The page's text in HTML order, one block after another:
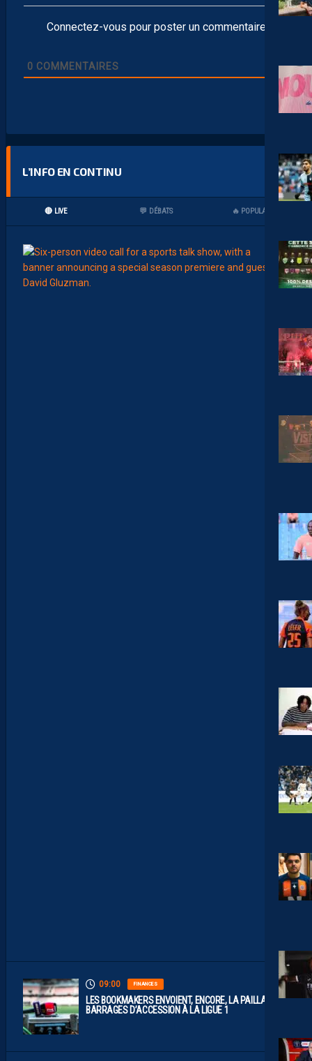
Connectez-vous pour poster un commentaire
0 COMMENTAIRES
L’INFO EN CONTINU
🔴 LIVE 💬 DÉBATS 🔥 POPULAIRES
11:00
AP TV
H
O
W
S
0
,
I
N
V
I
I
D
L
U
D
E
L
’
A
R
O
O
T
.
S
R
E
P
L
A
O
N
T
D
I
S
09:00 FINANCES
LES BOOKMAKERS ENVOIENT, ENCORE, LA PAILLADE EN
BARRAGES D’ACCESSION À LA LIGUE 1